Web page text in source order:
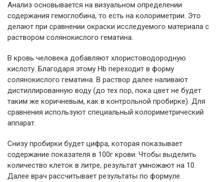
Анализ основывается на визуальном определении
содержания гемоглобина, то есть на колориметрии. Это
делают при сравнении окраски исследуемого материала с
раствором солянокислого гематина.
В кровь человека добавляют хлористоводородную
кислоту. Благодаря этому Hb переходит в форму
солянокислого гематина. В раствор далее наливают
дистиллированную воду (до тех пор, пока цвет не будет
таким же коричневым, как в контрольной пробирке). Для
сравнения используют специальный колориметрический
аппарат.
Снизу пробирки будет цифра, которая показывает
содержание показателя в 100г крови. Чтобы выделить
количество клеток в литре, результат умножают на 10.
Далее врач рассчитывает результаты по формуле.